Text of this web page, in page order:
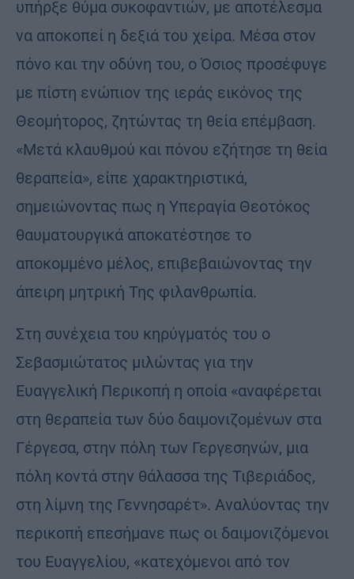
υπήρξε θύμα συκοφαντιών, με αποτέλεσμα
να αποκοπεί η δεξιά του χείρα. Μέσα στον
πόνο και την οδύνη του, ο Όσιος προσέφυγε
με πίστη ενώπιον της ιεράς εικόνος της
Θεομήτορος, ζητώντας τη θεία επέμβαση.
«Μετά κλαυθμού και πόνου εζήτησε τη θεία
θεραπεία», είπε χαρακτηριστικά,
σημειώνοντας πως η Υπεραγία Θεοτόκος
θαυματουργικά αποκατέστησε το
αποκομμένο μέλος, επιβεβαιώνοντας την
άπειρη μητρική Της φιλανθρωπία.
Στη συνέχεια του κηρύγματός του ο
Σεβασμιώτατος μιλώντας για την
Ευαγγελική Περικοπή η οποία «αναφέρεται
στη θεραπεία των δύο δαιμονιζομένων στα
Γέργεσα, στην πόλη των Γεργεσηνών, μια
πόλη κοντά στην θάλασσα της Τιβεριάδος,
στη λίμνη της Γεννησαρέτ». Αναλύοντας την
περικοπή επεσήμανε πως οι δαιμονιζόμενοι
του Ευαγγελίου, «κατεχόμενοι από τον